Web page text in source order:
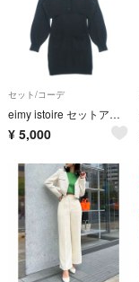
セット/コーデ
eimy istoire セットアップ・スーツ（その他） M 黒 【古着】【中古】【送料無料】
¥ 5,000